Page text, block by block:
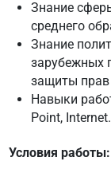
Знание
среднего
Знание
зарубежных
защиты прав
Навыки
Point, Internet.
Условия работы: